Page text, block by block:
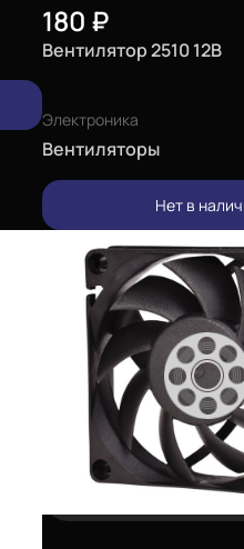
180 ₽
Вентилятор 2510 12В
Электроника
Вентиляторы
Нет в